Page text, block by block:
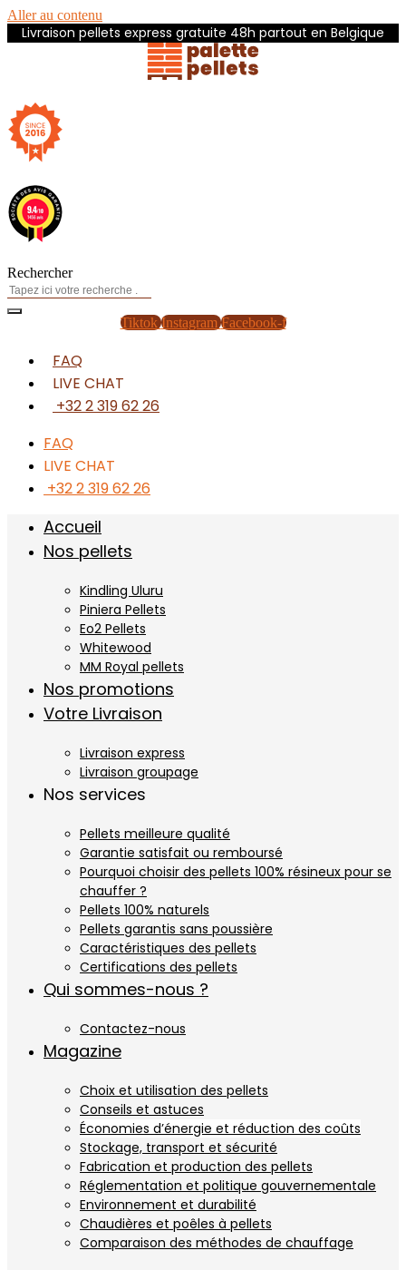
Aller au contenu
Livraison pellets express gratuite 48h partout en Belgique
Rechercher
Tiktok Instagram Facebook-f
FAQ
LIVE CHAT
+32 2 319 62 26
FAQ
LIVE CHAT
+32 2 319 62 26
Accueil
Nos pellets
Kindling Uluru
Piniera Pellets
Eo2 Pellets
Whitewood
MM Royal pellets
Nos promotions
Votre Livraison
Livraison express
Livraison groupage
Nos services
Pellets meilleure qualité
Garantie satisfait ou remboursé
Pourquoi choisir des pellets 100% résineux pour se
chauffer ?
Pellets 100% naturels
Pellets garantis sans poussière
Caractéristiques des pellets
Certifications des pellets
Qui sommes-nous ?
Contactez-nous
Magazine
Choix et utilisation des pellets
Conseils et astuces
Économies d’énergie et réduction des coûts
Stockage, transport et sécurité
Fabrication et production des pellets
Réglementation et politique gouvernementale
Environnement et durabilité
Chaudières et poêles à pellets
Comparaison des méthodes de chauffage